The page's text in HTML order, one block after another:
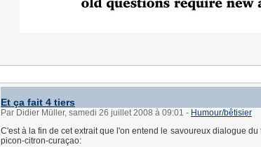
Et ça fait 4 tiers
Par Didier Müller, samedi 26 juillet 2008 à 09:01 - Humour/bêtisier
C'est à la fin de cet extrait que l'on entend le savoureux dialogue
picon-citron-curaçao: